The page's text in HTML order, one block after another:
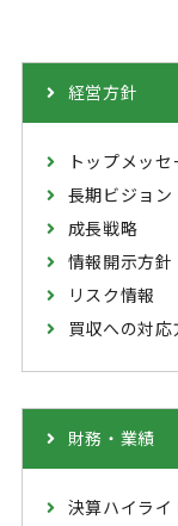
経営方針
トップメッセ
長期ビジョ
成長戦略
情報開示方針
リスク情報
買収への対応
財務・業績
決算ハイライ